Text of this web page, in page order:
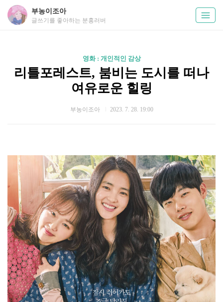
부농이조아
글쓰기를 좋아하는 분홍러버
영화 : 개인적인 감상
리틀포레스트, 붐비는 도시를 떠나
여유로운 힐링
부농이조아 2023. 7. 28. 19:00